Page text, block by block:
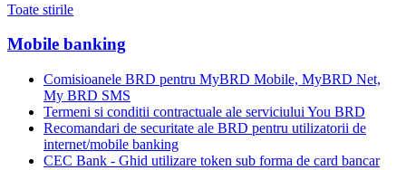
Toate stirile
Mobile banking
Comisioanele BRD pentru MyBRD Mobile, MyBRD Net,
My BRD SMS
Termeni si conditii contractuale ale serviciului You BRD
Recomandari de securitate ale BRD pentru utilizatorii de
internet/mobile banking
CEC Bank - Ghid utilizare token sub forma de card bancar